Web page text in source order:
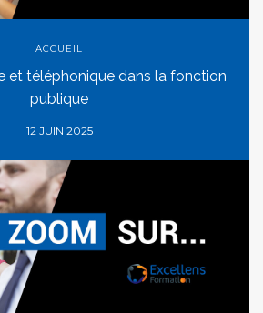
ACCUEIL
et téléphonique dans la fonction
publique
12 JUIN 2025